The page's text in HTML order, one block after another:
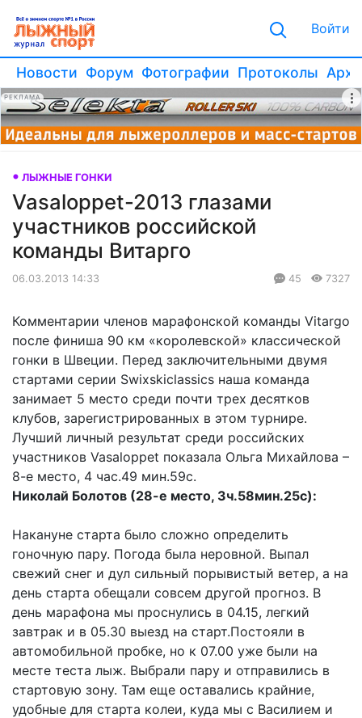
Войти
Новости Форум Фотографии Протоколы
РЕКЛАМА
ЛЫЖНЫЕ ГОНКИ
Vasaloppet-2013 глазами
участников российской
команды Витарго
06.03.2013 14:33 45 7327
Комментарии членов марафонской команды Vitargo
после финиша 90 км «королевской» классической
гонки в Швеции. Перед заключительными двумя
стартами серии Swixskiclassics наша команда
занимает 5 место среди почти трех десятков
клубов, зарегистрированных в этом турнире.
Лучший личный результат среди российских
участников Vasaloppet показала Ольга Михайлова –
8-е место, 4 час.49 мин.59с.
Николай Болотов (28-е место, 3ч.58мин.25с):
Накануне старта было сложно определить
гоночную пару. Погода была неровной. Выпал
свежий снег и дул сильный порывистый ветер, а на
день старта обещали совсем другой прогноз. В
день марафона мы проснулись в 04.15, легкий
завтрак и в 05.30 выезд на старт.Постояли в
автомобильной пробке, но к 07.00 уже были на
месте теста лыж. Выбрали пару и отправились в
стартовую зону. Там еще оставались крайние,
удобные для старта колеи, куда мы с Василием и